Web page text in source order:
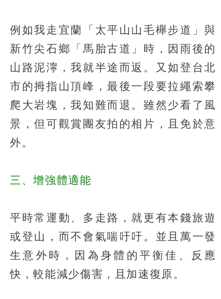
例如我走宜蘭「太平山山毛櫸步道」與
新竹尖石鄉「馬胎古道」時，因雨後的
山路泥濘，我就半途而返。又如登台北
市的拇指山頂峰，最後一段要拉繩索攀
爬大岩塊，我知難而退。雖然少看了風
景，但可觀賞團友拍的相片，且免於意
外。
三、增強體適能
平時常運動、多走路，就更有本錢旅遊
或登山，而不會氣喘吁吁。並且萬一發
生意外時，因為身體的平衡佳、反應
快，較能減少傷害，且加速復原。